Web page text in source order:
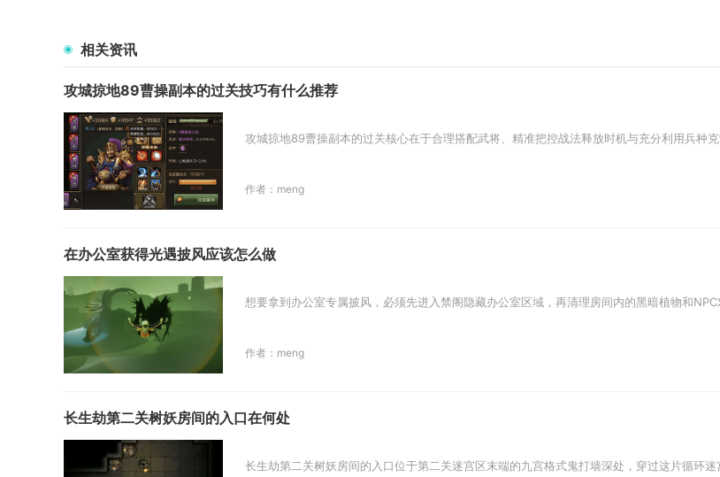
相关资讯
攻城掠地89曹操副本的过关技巧有什么推荐
攻城掠地89曹操副本的过关核心在于合理搭配武将、精准把控战法释放时机与充分利用兵
作者：meng
在办公室获得光遇披风应该怎么做
想要拿到办公室专属披风，必须先进入禁阁隐藏办公室区域，再清理房间内的黑暗植物和
作者：meng
长生劫第二关树妖房间的入口在何处
长生劫第二关树妖房间的入口位于第二关迷宫区末端的九宫格式鬼打墙深处，穿过这片循环